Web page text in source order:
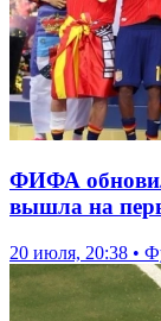
ФИФА
вышла на
20 июля, 20:38 •